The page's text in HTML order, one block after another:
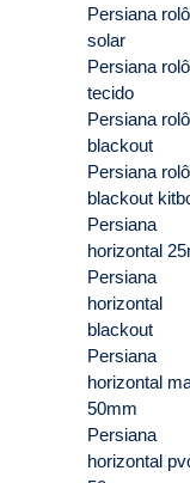
Persiana
solar
Persiana rolô
tecido
Persiana rolô
blackout
Persiana rolô
blackout
Persiana
horizontal
Persiana
horizontal
blackout
Persiana
horizontal
50mm
Persiana
horizontal